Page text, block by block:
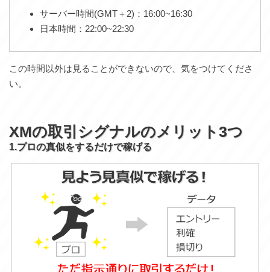
サーバー時間(GMT＋2)：16:00~16:30
日本時間：22:00~22:30
この時間以外は見ることができないので、気をつけてくださ
い。
XMの取引シグナルのメリット3つ
1.プロの真似をするだけで稼げる